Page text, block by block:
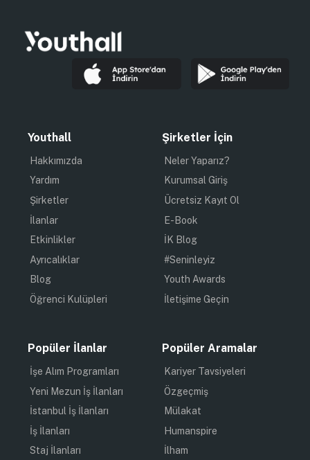
Youthall
Hakkımızda
Yardım
Şirketler
İlanlar
Etkinlikler
Ayrıcalıklar
Blog
Öğrenci Kulüpleri
Şirketler İçin
Neler Yaparız?
Kurumsal Giriş
Ücretsiz Kayıt Ol
E-Book
İK Blog
#Seninleyiz
Youth Awards
İletişime Geçin
Popüler İlanlar
İşe Alım Programları
Yeni Mezun İş İlanları
İstanbul İş İlanları
İş İlanları
Staj İlanları
Popüler Aramalar
Kariyer Tavsiyeleri
Özgeçmiş
Mülakat
Humanspire
İlham